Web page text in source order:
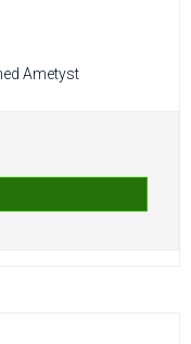
Ametyst